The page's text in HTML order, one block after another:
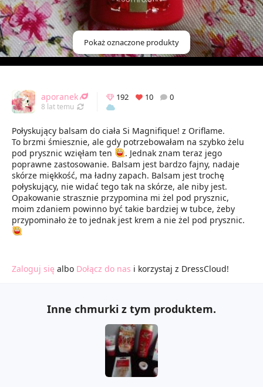
Pokaż oznaczone produkty
aporanek
8 lat temu Odświeżony 13.01.2021 14:58
192 10 0
Połyskujący balsam do ciała Si Magnifique! z Oriflame.
To brzmi śmiesznie, ale gdy potrzebowałam na szybko żelu
pod prysznic wzięłam ten
. Jednak znam teraz jego
poprawne zastosowanie. Balsam jest bardzo fajny, nadaje
skórze miękkość, ma ładny zapach. Balsam jest trochę
połyskujący, nie widać tego tak na skórze, ale niby jest.
Opakowanie strasznie przypomina mi żel pod prysznic,
moim zdaniem powinno być takie bardziej w tubce, żeby
przypominało że to jednak jest krem a nie żel pod prysznic.
Zaloguj się albo Dołącz do nas i korzystaj z DressCloud!
Inne chmurki z tym produktem.